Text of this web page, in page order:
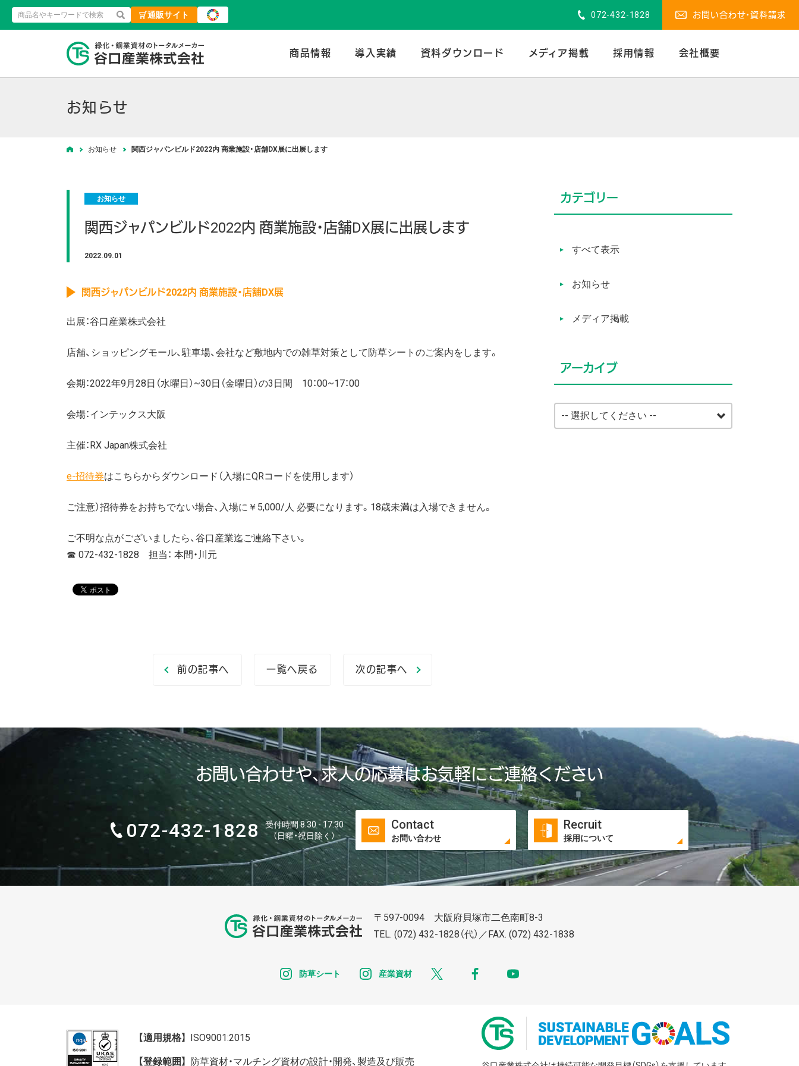
検索 通販サイト 072-432-1828 お問い合わせ・資料請求
緑化・鋼業資材のトータルメーカー | 谷口産業株式会社
商品情報 導入実績 資料ダウンロード メディア掲載 採用情報 会社概要
お知らせ
ホームお知らせ 関西ジャパンビルド2022内 商業施設・店舗DX展に出展します
お知らせ
関西ジャパンビルド2022内 商業施設・店舗DX展に出展します
2022.09.01
関西ジャパンビルド2022内 商業施設・店舗DX展
出展：谷口産業株式会社
店舗、ショッピングモール、駐車場、会社など敷地内での雑草対策として防草シートのご案内をします。
会期：2022年9月28日（水曜日）~30日（金曜日）の3日間 10：00~17：00
会場：インテックス大阪
主催：RX Japan株式会社
e-招待券はこちらからダウンロード（入場にQRコードを使用します）
ご注意）招待券をお持ちでない場合、入場に￥5,000/人 必要になります。18歳未満は入場できません。
ご不明な点がございましたら、谷口産業迄ご連絡下さい。
☎ 072-432-1828 担当： 本間・川元
前の記事へ 一覧へ戻る 次の記事へ
カテゴリー
すべて表示
お知らせ
メディア掲載
アーカイブ
お問い合わせや、求人の応募はお気軽にご連絡ください
072-432-1828
受付時間 8:30 - 17:30
（日曜・祝日除く）
Contact
お問い合わせ
Recruit
採用について
谷口株式株式会社会社
〒597-0094 大阪府貝塚市二色南町8-3
TEL. (072) 432-1828 （代）／FAX. (072) 432-1838
防草シート 産業資材
【適用規格】 ISO9001:2015
【登録範囲】 防草資材・マルチング資材の設計・開発、製造及び販売